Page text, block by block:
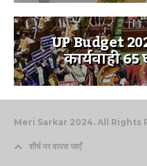
UP Budget
कार्यवाही
Meri Sarkar 2024. All Rights
शीर्ष पर वापस जाएँ